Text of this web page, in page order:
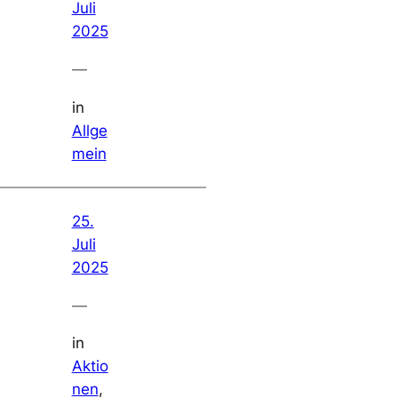
Juli
2025
—
in
Allge
mein
25.
Juli
2025
—
in
Aktio
nen